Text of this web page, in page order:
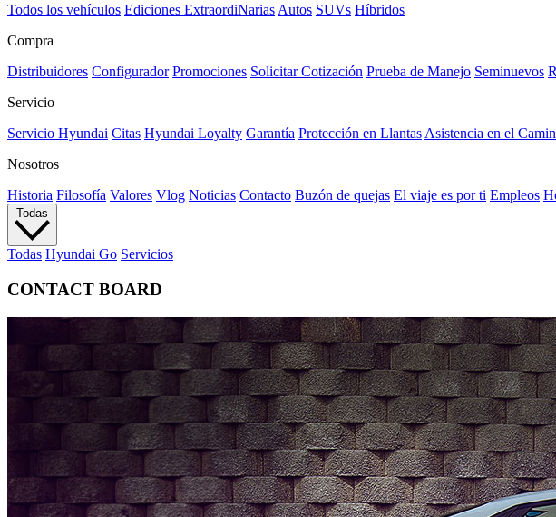
Todos los vehículos Ediciones ExtraordiNarias Autos SUVs Híbridos
Compra
Distribuidores Configurador Promociones Solicitar Cotización Prueba de Manejo Seminuevos
Servicio
Servicio Hyundai Citas Hyundai Loyalty Garantía Protección en Llantas Asistencia en el
Nosotros
Historia Filosofía Valores Vlog Noticias Contacto Buzón de quejas El viaje es por ti Empleos
Todas
Todas Hyundai Go Servicios
CONTACT BOARD